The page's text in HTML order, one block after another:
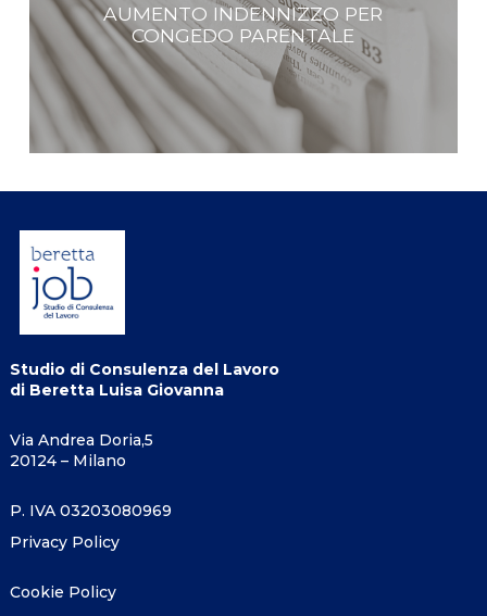
AUMENTO INDENNIZZO PER
CONGEDO PARENTALE
Studio di Consulenza del Lavoro
di Beretta Luisa Giovanna
Via Andrea Doria,5
20124 – Milano
P. IVA 03203080969
Privacy Policy
Cookie Policy